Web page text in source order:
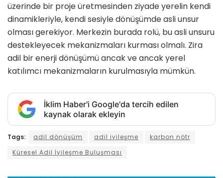
üzerinde bir proje üretmesinden ziyade yerelin kendi
dinamikleriyle, kendi sesiyle dönüşümde asli unsur
olması gerekiyor. Merkezin burada rolü, bu asli unsuru
destekleyecek mekanizmaları kurması olmalı. Zira
adil bir enerji dönüşümü ancak ve ancak yerel
katılımcı mekanizmaların kurulmasıyla mümkün.
İklim Haber'i Google'da tercih edilen
kaynak olarak ekleyin
Tags: adil dönüşüm adil iyileşme
karbon nötr
Küresel Adil İyileşme Buluşması